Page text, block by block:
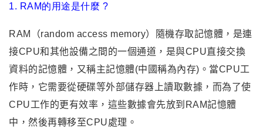
1. RAM的用途是什麼 ?
RAM （random access memory）隨機存取記憶體 ，是連
接CPU和其他設備之間的一個通道，是與CPU直接交換
資料的記憶體 ， 又稱主記憶體(中國稱為內存)。當CPU工
作時，它需要從硬碟等外部儲存器上讀取數據，而為了使
CPU工作的更有效率，這些數據會先放到RAM記憶體
中，然後再轉移至CPU處理 。